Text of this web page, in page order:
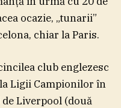
ocazie, „tunarii”
chiar la Paris.
club englezesc
Ligii Campionilor în
Liverpool (două